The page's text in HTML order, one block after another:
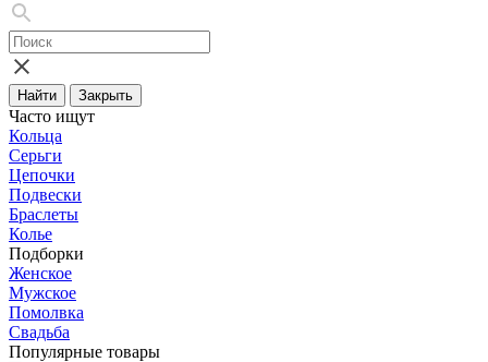
Найти Закрыть
Часто ищут
Кольца
Серьги
Цепочки
Подвески
Браслеты
Колье
Подборки
Женское
Мужское
Помолвка
Свадьба
Популярные товары